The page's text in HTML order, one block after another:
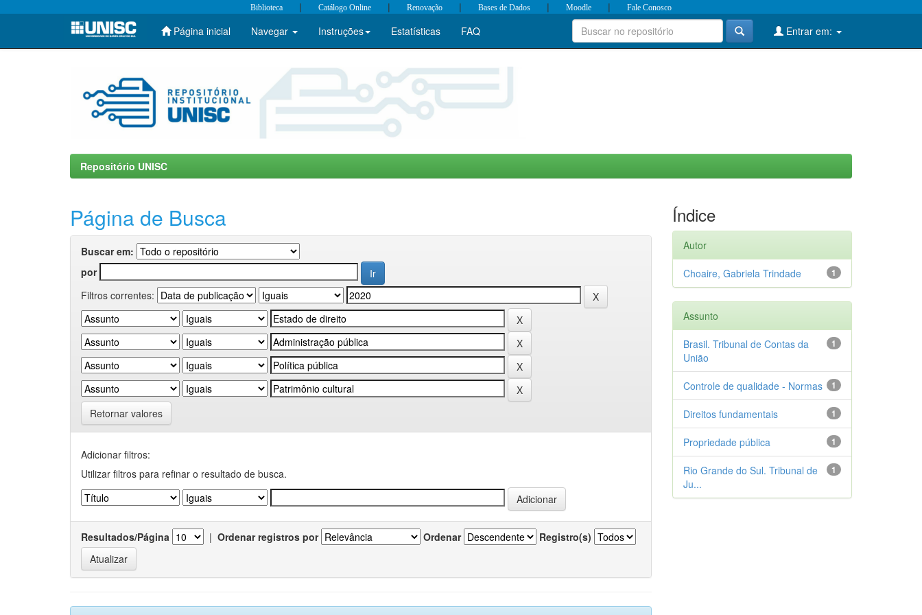
Skip
Biblioteca | Catálogo Online | Renovação | Bases de Dados | Moodle | Fale Conosco
Página inicial Navegar Instruções Estatísticas FAQ Entrar em:
Repositório UNISC
Página de Busca
Buscar em:
por
Filtros correntes:
Retornar valores
Adicionar filtros:
Utilizar filtros para refinar o resultado de busca.
Resultados/Página | Ordenar registros por Ordenar Registro(s)
Índice
Autor
1
Choaire, Gabriela Trindade
Assunto
1
Brasil. Tribunal de Contas da
União
1
Controle de qualidade - Normas
1
Direitos fundamentais
1
Propriedade pública
1
Rio Grande do Sul. Tribunal de
Ju...